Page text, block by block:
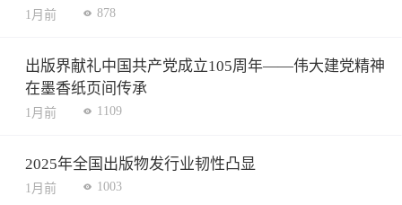
1月前 878
出版界献礼中国共产党成立105周年——伟大建党精神
在墨香纸页间传承
1月前 1109
2025年全国出版物发行业韧性凸显
1月前 1003